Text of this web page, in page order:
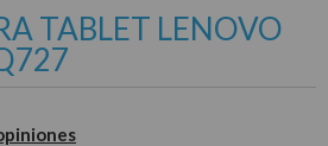
TABLET LENOVO